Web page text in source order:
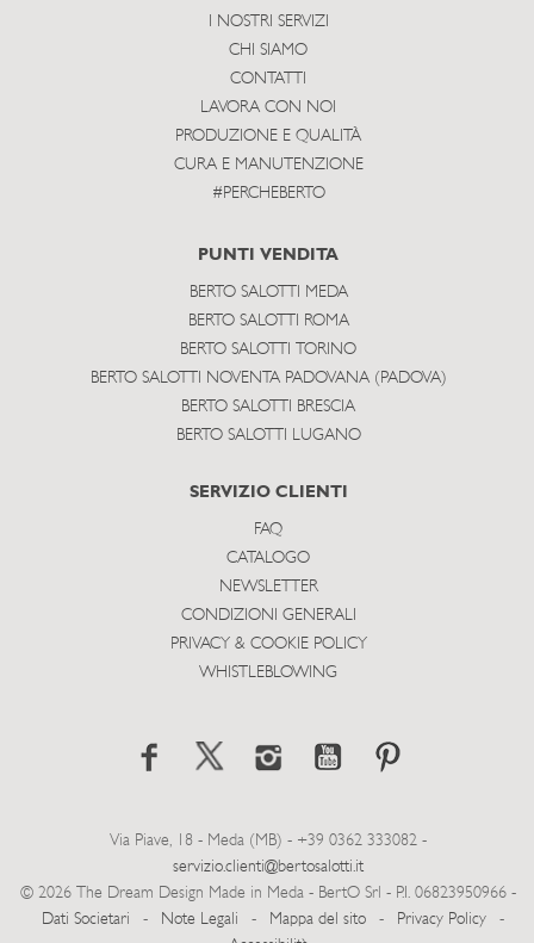
I NOSTRI SERVIZI
CHI SIAMO
CONTATTI
LAVORA CON NOI
PRODUZIONE E QUALITÀ
CURA E MANUTENZIONE
#PERCHEBERTO
PUNTI VENDITA
BERTO SALOTTI MEDA
BERTO SALOTTI ROMA
BERTO SALOTTI TORINO
BERTO SALOTTI NOVENTA PADOVANA (PADOVA)
BERTO SALOTTI BRESCIA
BERTO SALOTTI LUGANO
SERVIZIO CLIENTI
FAQ
CATALOGO
NEWSLETTER
CONDIZIONI GENERALI
PRIVACY & COOKIE POLICY
WHISTLEBLOWING
Via Piave, 18 - Meda (MB) - +39 0362 333082 -
servizio.clienti@bertosalotti.it
© 2026 The Dream Design Made in Meda - BertO Srl - P.I. 06823950966 -
Dati Societari
- Note Legali - Mappa del sito - Privacy Policy
-